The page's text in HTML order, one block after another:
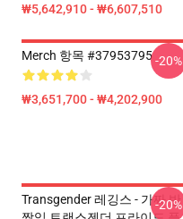
₩5,642,910 - ₩6,607,510
Merch 항목 #37953795
₩3,651,700 - ₩4,202,900
-20%
Transgender 레깅스 - 가짜 반
-20%